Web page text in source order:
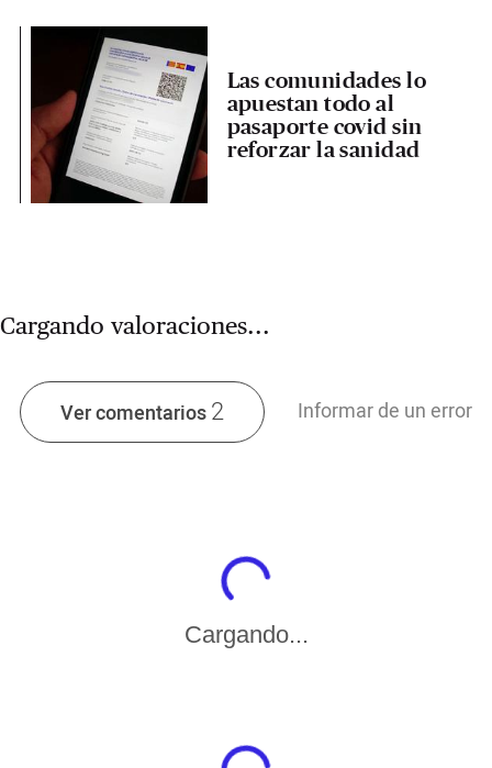
Las comunidades lo
apuestan todo al
pasaporte covid sin
reforzar la sanidad
Cargando valoraciones...
Ver comentarios2 Informar de un error
Cargando...